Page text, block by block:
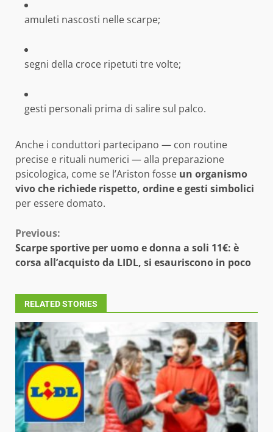
amuleti nascosti nelle scarpe;
segni della croce ripetuti tre volte;
gesti personali prima di salire sul palco.
Anche i conduttori partecipano — con routine
precise e rituali numerici — alla preparazione
psicologica, come se l’Ariston fosse un organismo
vivo che richiede rispetto, ordine e gesti simbolici
per essere domato.
Continue
Reading
Previous:
Scarpe sportive per uomo e donna a soli 11€: è
corsa all’acquisto da LIDL, si esauriscono in poco
RELATED STORIES